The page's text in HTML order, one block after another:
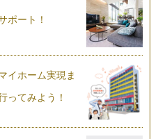
で気をつけたい３つのこと
レルギー。卵、乳、小麦は乳
ーです…
ポート！
イホーム実現ま
ってみよう！